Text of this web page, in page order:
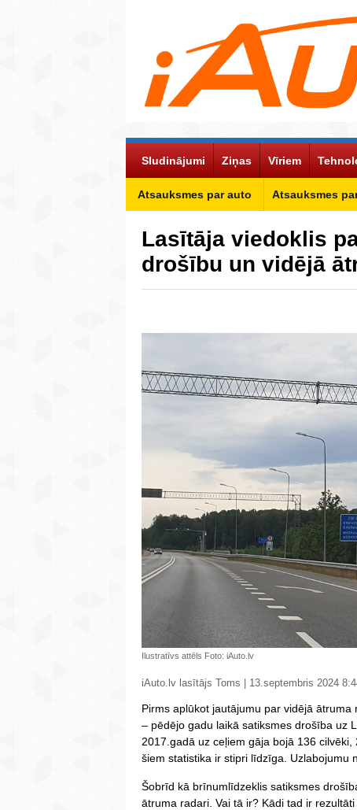
Sludinājumi Ziņas Vīriem
Atsauksmes par auto Atsauksmes
Lasītāja viedoklis
drošību un vidējā
Ilustratīvs attēls Foto: iAuto.lv
iAuto.lv lasītājs Toms | 13.septembris 2024
Pirms aplūkot jautājumu par vidējā
– pēdējo gadu laikā satiksmes drošība uz
2017.gadā uz ceļiem gāja bojā 136
šiem statistika ir stipri līdzīga. Uzlabojumu
Šobrīd kā brīnumlīdzeklis satiksmes
ātruma radari. Vai tā ir? Kādi tad ir